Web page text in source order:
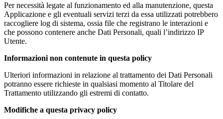
Per necessità legate al funzionamento ed alla manutenzione, questa
Applicazione e gli eventuali servizi terzi da essa utilizzati potrebbero
raccogliere log di sistema, ossia file che registrano le interazioni e
che possono contenere anche Dati Personali, quali l’indirizzo IP
Utente.
Informazioni non contenute in questa policy
Ulteriori informazioni in relazione al trattamento dei Dati Personali
potranno essere richieste in qualsiasi momento al Titolare del
Trattamento utilizzando gli estremi di contatto.
Modifiche a questa privacy policy